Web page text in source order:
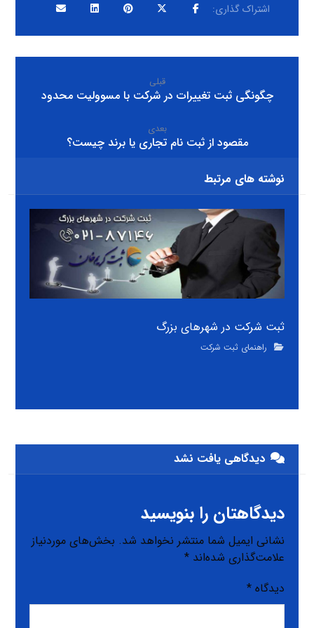
قبلی
چگونگی ثبت تغییرات در شرکت با مسوولیت محدود
بعدی
مقصود از ثبت نام تجاری یا برند چیست؟
نوشته های مرتبط
ثبت شرکت در شهرهای بزرگ
راهنمای ثبت شرکت
دیدگاهی یافت نشد
دیدگاهتان را بنویسید
نشانی ایمیل شما منتشر نخواهد شد. بخش‌های موردنیاز
علامت‌گذاری شده‌اند*
دیدگاه*